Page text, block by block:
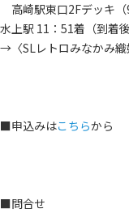
高崎駅東口2Fデッキ
水上駅 11：51着（到着
→〈SLレトロみなかみ
■申込みはこちらから
■問合せ